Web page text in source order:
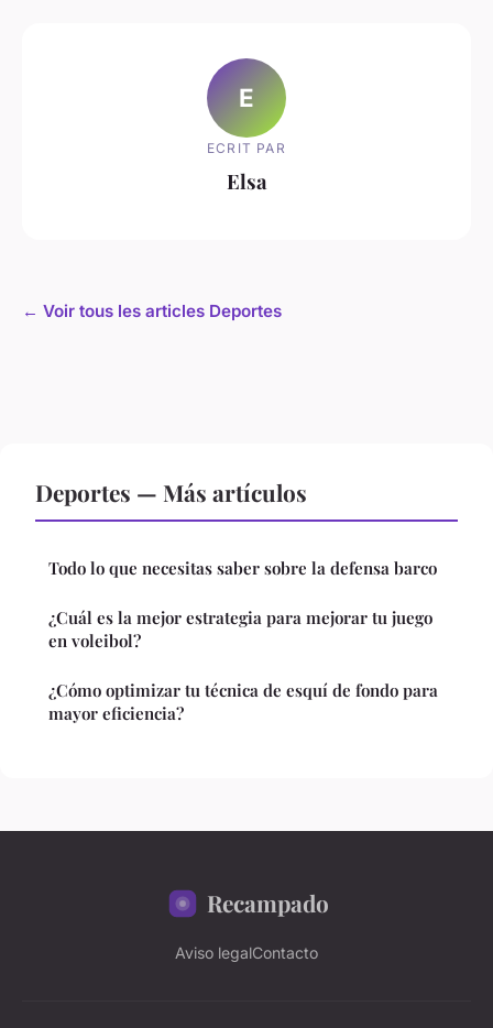
E
ECRIT PAR
Elsa
← Voir tous les articles Deportes
Deportes — Más artículos
Todo lo que necesitas saber sobre la defensa barco
¿Cuál es la mejor estrategia para mejorar tu juego
en voleibol?
¿Cómo optimizar tu técnica de esquí de fondo para
mayor eficiencia?
Recampado
Aviso legalContacto